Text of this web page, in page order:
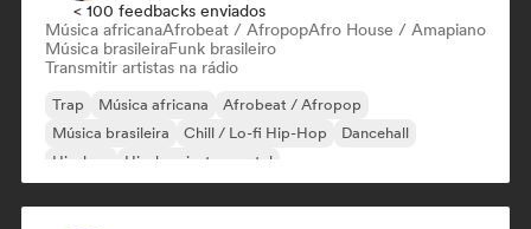
< 100 feedbacks enviados
Música africanaAfrobeat / AfropopAfro House / Amapiano
Música brasileiraFunk brasileiro
Transmitir artistas na rádio
Trap Música africana
Afrobeat / Afropop
Música brasileira
Chill / Lo-fi Hip-Hop
Dancehall
Hip-hop
Hip-hop instrumental